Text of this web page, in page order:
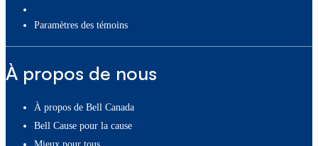
paramètres des témoins
À propos de nous
À propos de Bell Canada
Bell Cause pour la cause